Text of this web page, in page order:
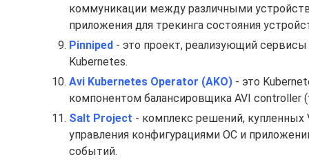
коммуникации между различными
приложения для трекинга состояния
Pinniped - это проект, реализующий
Kubernetes.
Avi Kubernetes Operator (AKO) - это
компонентом балансировщика AVI controller
Salt Project - комплекс решений, купленных
управления конфигурациями ОС и
событий.